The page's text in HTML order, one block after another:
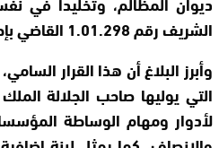
الشريف رقم 1.01.298 القاضي بإحداث هذه المؤسسة.
وأبرز البلاغ أن هذا القرار
التي يوليها صاحب الجلالة
لأدوار ومهام الوساطة